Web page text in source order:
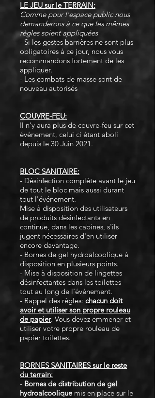
LE JEU sur le TERRAIN:
Comme pour l'espace public nous
demanderons à ce que les mêmes
règles soient appliquées
- Si les gestes barrières ne sont plus
obligatoires à ce jour, nous vous
recommandons fortement de les
appliquer.
- Les combats de masse sont de
nouveau autorisés
COUVRE-FEU:
Il n'y aura plus de couvre-feu sur cet
événement, celui ci étant aboli
depuis le 30 Juin 2021.
BLOC SANITAIRE:
- Désinfection complète avant le jeu
de tout le bloc mais aussi durant
tout l'événement.
Mise à disposition des utilisateurs
de produits désinfectants en
continue, dans les cabines, s'ils
jugent nécessaires d'en utiliser
encore davantage.
- Bornes de gel hydroalcoolique à
disposition en plusieurs points.
- Mise à disposition de lingettes
désinfectantes dans les toilettes
tout au long de l'événement.
- Rappel des règles: chacun doit
avoir et utiliser son propre rouleau
de papier. Vous devez emmener et
utiliser votre propre rouleau de
papier toilettes.
BORNES SANITAIRES sur le reste
du terrain:
- Bornes de distribution de gel
hydroalcooliquemis en place sur le